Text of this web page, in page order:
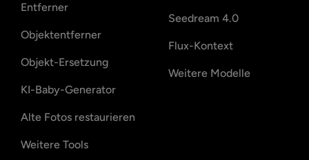
Entferner
Objektentferner
Objekt-Ersetzung
KI-Baby-Generator
Alte Fotos restaurieren
Weitere Tools
Seedream 4.0
Flux-Kontext
Weitere Modelle